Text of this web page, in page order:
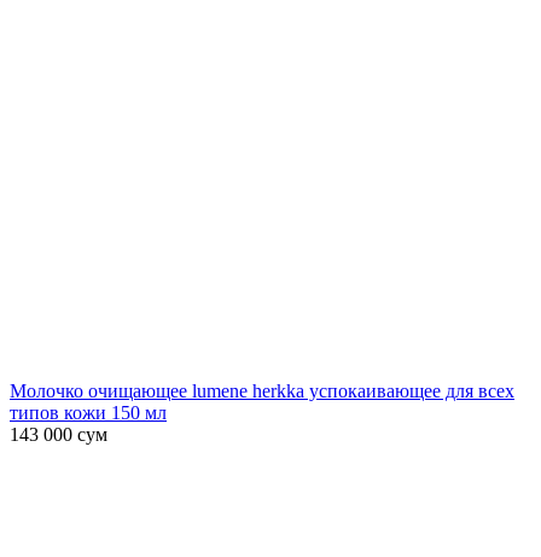
Молочко очищающее lumene herkka успокаивающее для всех
типов кожи 150 мл
143 000 сум